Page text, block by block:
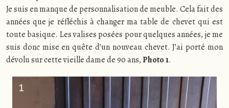
Je suis en manque de personnalisation de meuble. Cela fait des
années que je réfléchis à changer ma table de chevet qui est
toute basique. Les valises posées pour quelques années, je me
suis donc mise en quête d’un nouveau chevet. J’ai porté mon
dévolu sur cette vieille dame de 90 ans,Photo 1.